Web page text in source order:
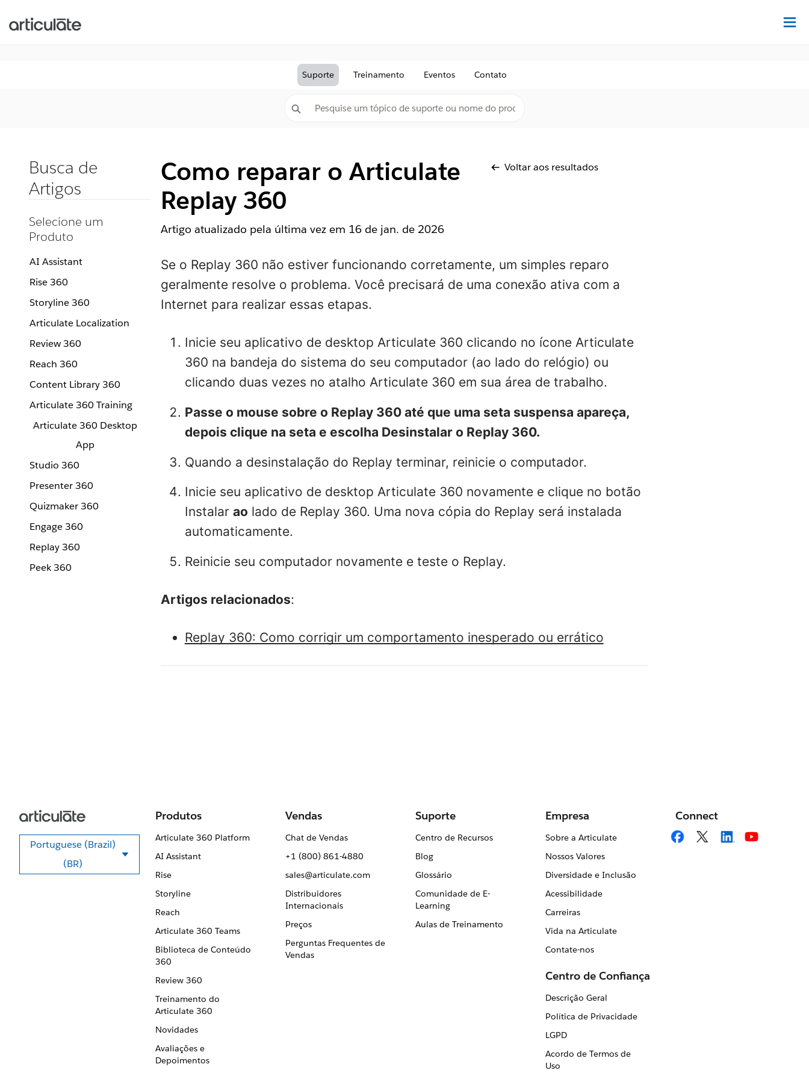
Suporte Treinamento Eventos Contato
Busca de
Artigos
Selecione um
Produto
AI Assistant
Rise 360
Storyline 360
Articulate Localization
Review 360
Reach 360
Content Library 360
Articulate 360 Training
Articulate 360 Desktop
App
Studio 360
Presenter 360
Quizmaker 360
Engage 360
Replay 360
Peek 360
Como reparar o Articulate
Replay 360
Voltar aos resultados
Artigo atualizado pela última vez em 16 de jan. de 2026
Se o Replay 360 não estiver funcionando corretamente, um simples reparo
geralmente resolve o problema. Você precisará de uma conexão ativa com a
Internet para realizar essas etapas.
Inicie seu aplicativo de desktop Articulate 360 clicando no ícone Articulate
360 na bandeja do sistema do seu computador (ao lado do relógio) ou
clicando duas vezes no atalho Articulate 360 em sua área de trabalho.
Passe o mouse sobre o Replay 360 até que uma seta suspensa apareça,
depois clique na seta e escolha Desinstalar o Replay 360.
Quando a desinstalação do Replay terminar, reinicie o computador.
Inicie seu aplicativo de desktop Articulate 360 novamente e clique no botão
Instalar ao lado de Replay 360. Uma nova cópia do Replay será instalada
automaticamente.
Reinicie seu computador novamente e teste o Replay.
Artigos relacionados:
Replay 360: Como corrigir um comportamento inesperado ou errático
Portuguese (Brazil)
(BR)Selecione seu idioma
Produtos
Articulate 360 Platform
AI Assistant
Rise
Storyline
Reach
Articulate 360 Teams
Biblioteca de Conteúdo
360
Review 360
Treinamento do
Articulate 360
Novidades
Avaliações e
Depoimentos
Vendas
Chat de Vendas
+1 (800) 861-4880
sales@articulate.com
Distribuidores
Internacionais
Preços
Perguntas Frequentes de
Vendas
Suporte
Centro de Recursos
Blog
Glossário
Comunidade de E-
Learning
Aulas de Treinamento
Empresa
Sobre a Articulate
Nossos Valores
Diversidade e Inclusão
Acessibilidade
Carreiras
Vida na Articulate
Contate-nos
Centro de Confiança
Descrição Geral
Política de Privacidade
LGPD
Acordo de Termos de
Uso
Connect